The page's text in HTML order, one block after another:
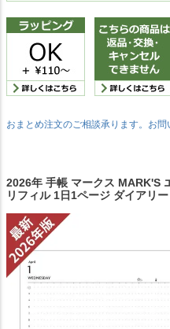
おまとめ注文のご相談承ります。お問
2026年 手帳 マークス MARK'S
リフィル 1日1ページ ダイアリ